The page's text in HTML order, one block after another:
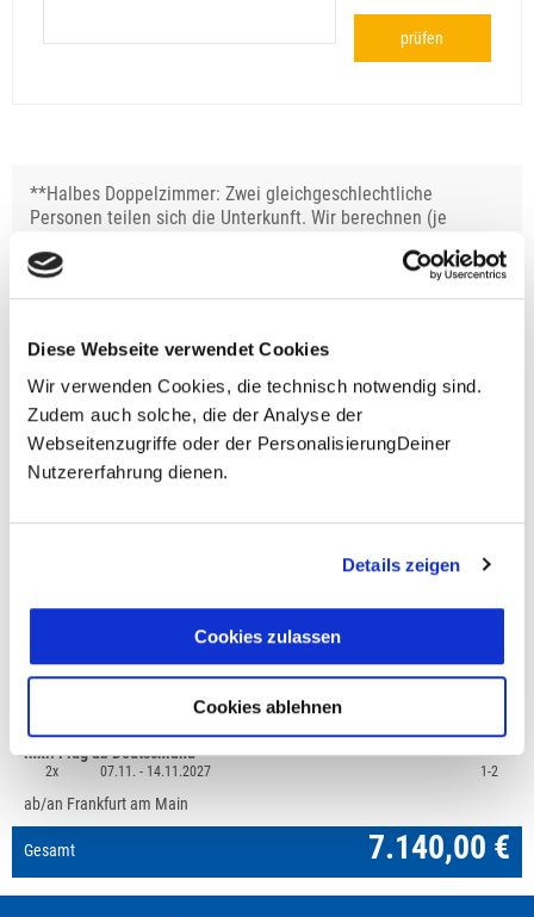
Diese Webseite verwendet Cookies
Wir verwenden Cookies, die technisch notwendig sind.
Zudem auch solche, die der Analyse der
Webseitenzugriffe oder der PersonalisierungDeiner
Nutzererfahrung dienen.
Details zeigen
Cookies zulassen
Cookies ablehnen
prüfen
**Halbes Doppelzimmer: Zwei gleichgeschlechtliche
Personen teilen sich die Unterkunft. Wir berechnen (je
reduzierten oder den gesamten Einzelzimmerzuschlag.
Unsere Reisen und Seminare sind nicht barrierefrei.
Fragen zur Buchung?
+49 (0)711 - 6583 80 80
Preisvorschau
1x 07.11. -14.11.2027 1-2
inkl. Flug ab Deutschland
2x 07.11. -14.11.2027 1-2
ab/an Frankfurt am Main
Gesamt 7.140,00 €